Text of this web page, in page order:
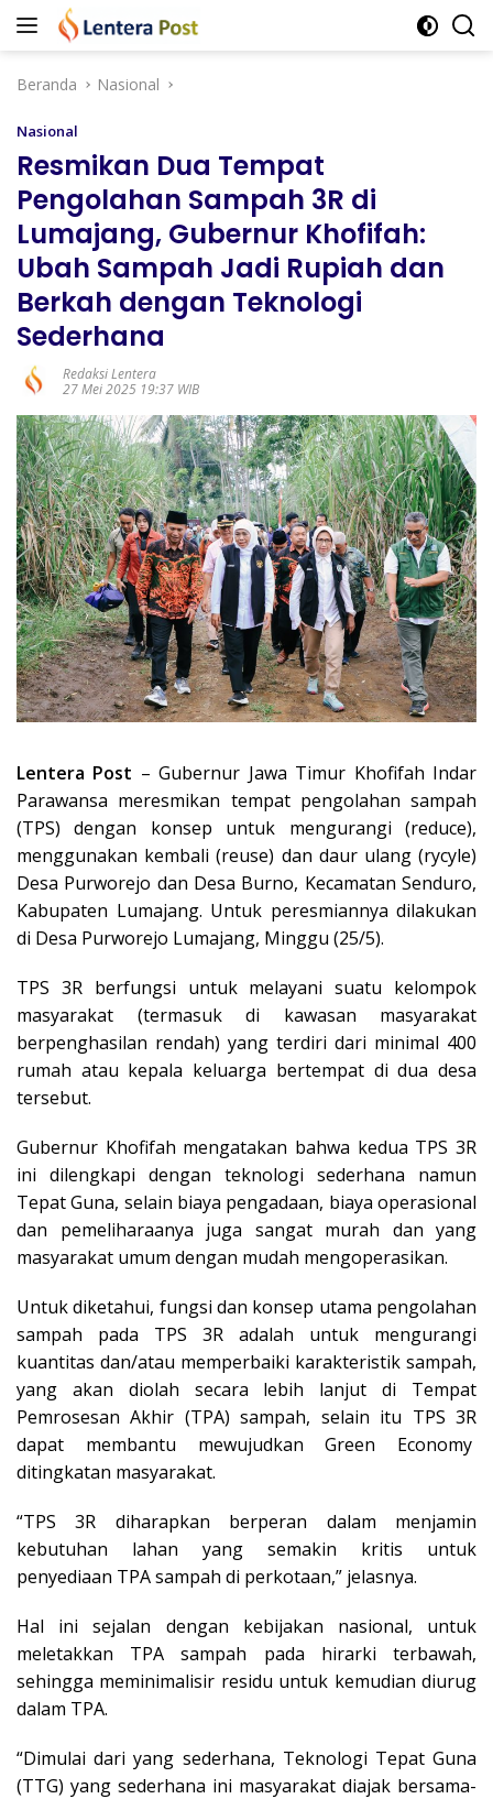
Langsung
Beranda
Nasional
Nasional
Resmikan Dua Tempat
Pengolahan Sampah 3R di
Lumajang, Gubernur Khofifah:
Ubah Sampah Jadi Rupiah dan
Berkah dengan Teknologi
Sederhana
Redaksi Lentera
27 Mei 2025 19:37 WIB
Lentera Post – Gubernur Jawa Timur Khofifah Indar
Parawansa meresmikan tempat pengolahan sampah
(TPS) dengan konsep untuk mengurangi (reduce),
menggunakan kembali (reuse) dan daur ulang (rycyle)
Desa Purworejo dan Desa Burno, Kecamatan Senduro,
Kabupaten Lumajang. Untuk peresmiannya dilakukan
di Desa Purworejo Lumajang, Minggu (25/5).
TPS 3R berfungsi untuk melayani suatu kelompok
masyarakat (termasuk di kawasan masyarakat
berpenghasilan rendah) yang terdiri dari minimal 400
rumah atau kepala keluarga bertempat di dua desa
tersebut.
Gubernur Khofifah mengatakan bahwa kedua TPS 3R
ini dilengkapi dengan teknologi sederhana namun
Tepat Guna, selain biaya pengadaan, biaya operasional
dan pemeliharaanya juga sangat murah dan yang
masyarakat umum dengan mudah mengoperasikan.
Untuk diketahui, fungsi dan konsep utama pengolahan
sampah pada TPS 3R adalah untuk mengurangi
kuantitas dan/atau memperbaiki karakteristik sampah,
yang akan diolah secara lebih lanjut di Tempat
Pemrosesan Akhir (TPA) sampah, selain itu TPS 3R
dapat membantu mewujudkan Green Economy
ditingkatan masyarakat.
“TPS 3R diharapkan berperan dalam menjamin
kebutuhan lahan yang semakin kritis untuk
penyediaan TPA sampah di perkotaan,” jelasnya.
Hal ini sejalan dengan kebijakan nasional, untuk
meletakkan TPA sampah pada hirarki terbawah,
sehingga meminimalisir residu untuk kemudian diurug
dalam TPA.
“Dimulai dari yang sederhana, Teknologi Tepat Guna
(TTG) yang sederhana ini masyarakat diajak bersama-